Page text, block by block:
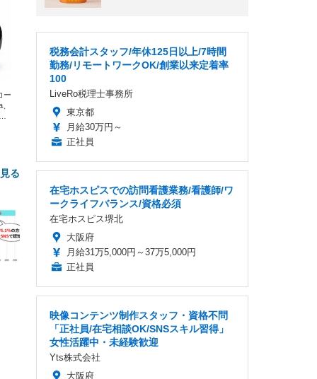
ー
る
税務会計スタッフ/年休125日以上/7時間
勤務/リモートワークOK/創業以来定着率
100
LiveRo税理士事務所
東京都
月給30万円～
正社員
在宅ホスピスでの訪問看護業務/看護師/ワ
ークライフバランス/資格必須
在宅ホスピス堺北
大阪府
月給31万5,000円～37万5,000円
正社員
映像コンテンツ制作スタッフ・資格不問
「正社員/在宅相談OK/SNSスキル習得」
女性活躍中・未経験歓迎
Yts株式会社
大阪府